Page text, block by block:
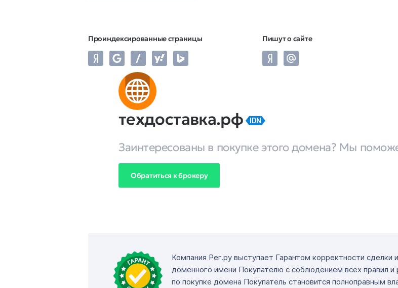
Проиндексированные страницы Пишут о сайте
техдоставка.рф IDN
Заинтересованы в покупке этого домена? Мы
Обратиться к брокеру
Компания Рег.ру выступает Гарантом корректности сделки
доменного имени Покупателю с соблюдением всех правил и
по покупке домена Покупатель становится полноправным